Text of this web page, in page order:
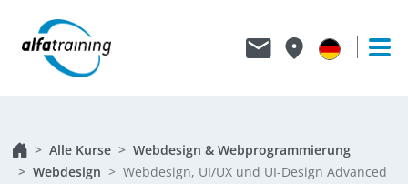
Alle Kurse
Webdesign & Webprogrammierung
Webdesign
Webdesign, UI/UX und UI-Design Advanced